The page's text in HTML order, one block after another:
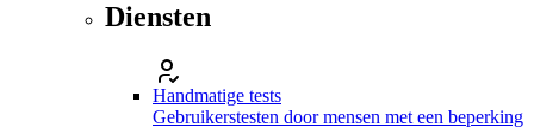
Diensten
Handmatige tests
Gebruikerstesten door mensen met een beperking